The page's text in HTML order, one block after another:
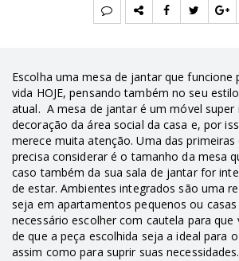
Escolha uma mesa de jantar que funcione
vida HOJE, pensando também no seu
atual. A mesa de jantar é um móvel super
decoração da área social da casa e, por
merece muita atenção. Uma das primeiras
precisa considerar é o tamanho da mesa
caso também da sua sala de jantar for
de estar. Ambientes integrados são uma
seja em apartamentos pequenos ou
necessário escolher com cautela para que
de que a peça escolhida seja a ideal para
assim como para suprir suas necessidades.